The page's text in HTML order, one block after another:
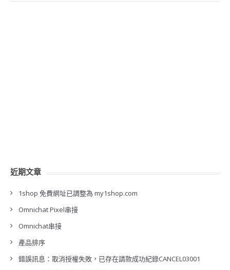
近期文章
1shop 免費網址已調整為 my1shop.com
Omnichat Pixel串接
Omnichat串接
產品排序
錯誤訊息：取消授權失敗，已存在請款成功紀錄CANCEL03001